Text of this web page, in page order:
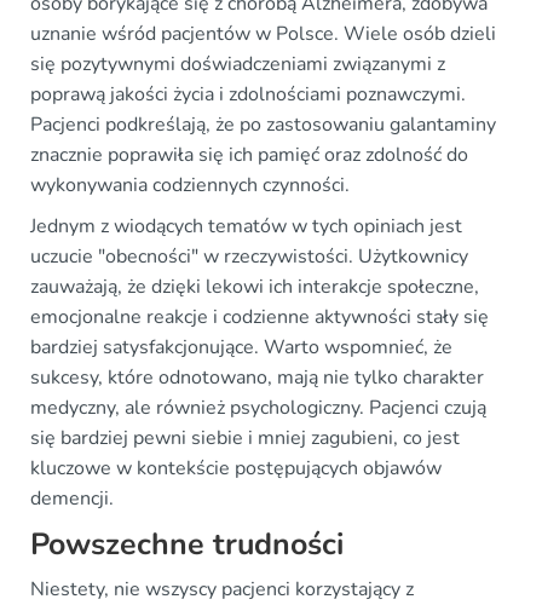
uznanie wśród pacjentów w Polsce. Wiele osób dzieli
się pozytywnymi doświadczeniami związanymi z
poprawą jakości życia i zdolnościami poznawczymi.
Pacjenci podkreślają, że po zastosowaniu galantaminy
znacznie poprawiła się ich pamięć oraz zdolność do
wykonywania codziennych czynności.
Jednym z wiodących tematów w tych opiniach jest
uczucie "obecności" w rzeczywistości. Użytkownicy
zauważają, że dzięki lekowi ich interakcje społeczne,
emocjonalne reakcje i codzienne aktywności stały się
bardziej satysfakcjonujące. Warto wspomnieć, że
sukcesy, które odnotowano, mają nie tylko charakter
medyczny, ale również psychologiczny. Pacjenci czują
się bardziej pewni siebie i mniej zagubieni, co jest
kluczowe w kontekście postępujących objawów
demencji.
Powszechne trudności
Niestety, nie wszyscy pacjenci korzystający z